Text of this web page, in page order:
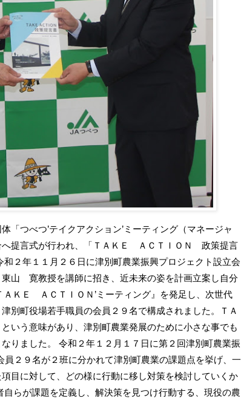
「つべつ’テイクアクション’ミーティング（マネージャ
提言式が行われ、「ＴＡＫＥ ＡＣＴＩＯＮ 政策提言
２年１１月２６日に津別町農業振興プロジェクト設立会
山 寛教授を講師に招き、近未来の姿を計画立案し自分
ＡＫＥ ＡＣＴＩＯＮ’ミーティング』を発足し、次世代
別町役場若手職員の会員２９名で構成されました。ＴＡ
いう意味があり、津別町農業発展のために小さな事でも
りました。 令和２年１２月１７日に第２回津別町農業振
２９名が２班に分かれて津別町農業の課題点を挙げ、一
目に対して、どの様に行動に移し対策を検討していくか
らが課題を定義し、解決策を見つけ行動する、現役の農